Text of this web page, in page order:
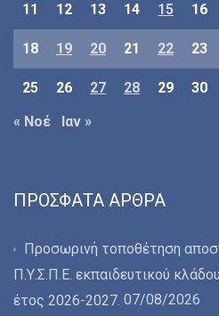
11 12 13 14 15 16
18 19 20 21 22 23
25 26 27 28 29 30
« Νοέ
Ιαν »
ΠΡΌΣΦΑΤΑ ΆΡΘΡΑ
Προσωρινή τοποθέτηση
Π.Υ.Σ.Π.Ε. εκπαιδευτικού
έτος 2026-2027. 07/08/2026